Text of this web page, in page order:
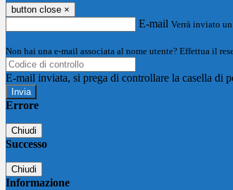
button close ×
E-mail Verrà inviato
Non hai una e-mail associata al nome utente? Effettua il
E-mail inviata, si prega di controllare la casella di
Errore
Chiudi
Successo
Chiudi
Informazione